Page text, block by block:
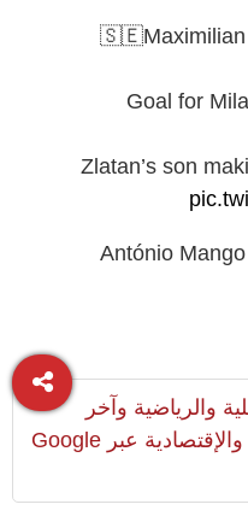
🇸🇪Maximilian
Goal for
Zlatan’s son
والرياضية وآخر
المستجدات السياسية والإقتصادية عبر Google